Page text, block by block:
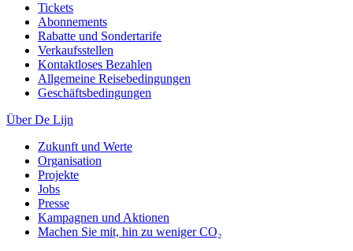
Tickets
Abonnements
Rabatte und Sondertarife
Verkaufsstellen
Kontaktloses Bezahlen
Allgemeine Reisebedingungen
Geschäftsbedingungen
Über De Lijn
Zukunft und Werte
Organisation
Projekte
Jobs
Presse
Kampagnen und Aktionen
Machen Sie mit, hin zu weniger CO₂